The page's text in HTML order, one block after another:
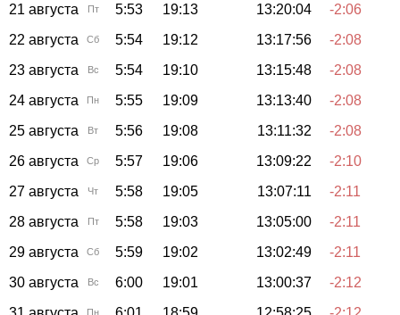
21 августа
Пт 5:53 19:13 13:20:04
-2:06
22 августа
Сб 5:54 19:12 13:17:56
-2:08
23 августа
Вс 5:54 19:10 13:15:48
-2:08
24 августа
Пн 5:55 19:09 13:13:40
-2:08
25 августа
Вт 5:56 19:08 13:11:32
-2:08
26 августа
Ср 5:57 19:06 13:09:22
-2:10
27 августа
Чт 5:58 19:05 13:07:11
-2:11
28 августа
Пт 5:58 19:03 13:05:00
-2:11
29 августа
Сб 5:59 19:02 13:02:49
-2:11
30 августа
Вс 6:00 19:01 13:00:37
-2:12
Пн